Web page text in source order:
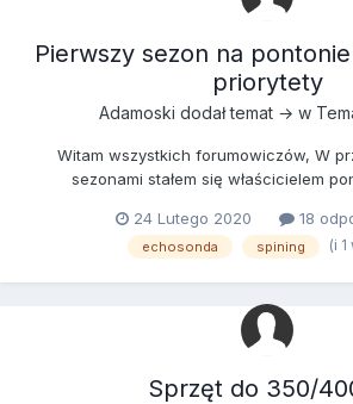
Pierwszy sezon na
priorytety
Adamoski dodał temat → w
Witam wszystkich forumowiczów, W
sezonami stałem się właścicielem
Zalewie Zegrzyńskim oraz Narwi.
podyktowana była chęcią dostępu do
24 Lutego 2020 18
echosonda spining (i
Sprzęt do 350/